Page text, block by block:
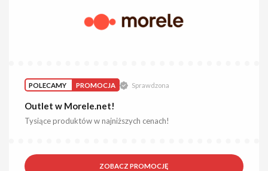
POLECAMY PROMOCJA Sprawdzona
Outlet w Morele.net!
Tysiące produktów w najniższych cenach!
ZOBACZ PROMOCJĘ